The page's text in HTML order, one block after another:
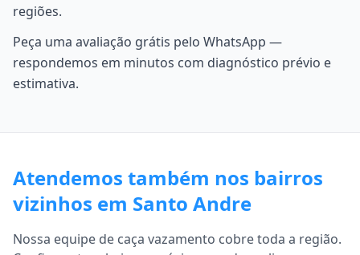
regiões.
Peça uma avaliação grátis pelo WhatsApp —
respondemos em minutos com diagnóstico prévio e
estimativa.
Atendemos também nos bairros
vizinhos em Santo Andre
Nossa equipe de caça vazamento cobre toda a região.